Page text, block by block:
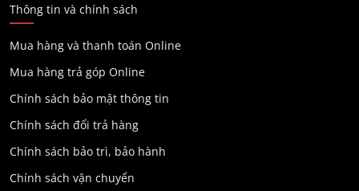
Thông tin và chính sách
Mua hàng và thanh toán Online
Mua hàng trả góp Online
Chính sách bảo mật thông tin
Chính sách đổi trả hàng
Chính sách bảo trì, bảo hành
Chính sách vận chuyển